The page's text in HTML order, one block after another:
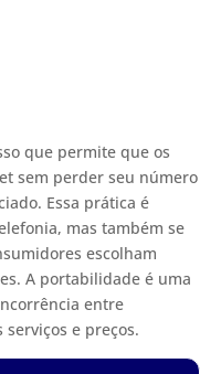
que permite que os
sem perder seu número
Essa prática é
mas também se
escolham
A portabilidade é uma
entre
e preços.